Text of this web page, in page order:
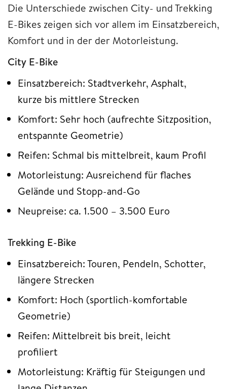
Die Unterschiede zwischen City- und Trekking
E-Bikes zeigen sich vor allem im Einsatzbereich,
Komfort und in der der Motorleistung.
City E-Bike
Einsatzbereich: Stadtverkehr, Asphalt,
kurze bis mittlere Strecken
Komfort: Sehr hoch (aufrechte Sitzposition,
entspannte Geometrie)
Reifen: Schmal bis mittelbreit, kaum Profil
Motorleistung: Ausreichend für flaches
Gelände und Stopp-and-Go
Neupreise: ca. 1.500 – 3.500 Euro
Trekking E-Bike
Einsatzbereich: Touren, Pendeln, Schotter,
längere Strecken
Komfort: Hoch (sportlich-komfortable
Geometrie)
Reifen: Mittelbreit bis breit, leicht
profiliert
Motorleistung: Kräftig für Steigungen und